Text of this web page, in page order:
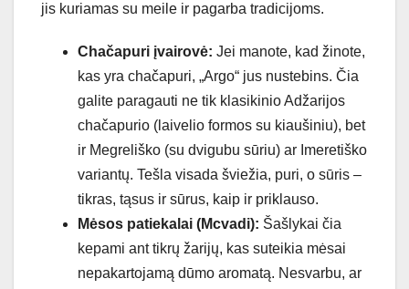
jis kuriamas su meile ir pagarba tradicijoms.
Chačapuri įvairovė: Jei manote, kad žinote,
kas yra chačapuri, „Argo“ jus nustebins. Čia
galite paragauti ne tik klasikinio Adžarijos
chačapurio (laivelio formos su kiaušiniu), bet
ir Megreliško (su dvigubu sūriu) ar Imeretiško
variantų. Tešla visada šviežia, puri, o sūris –
tikras, tąsus ir sūrus, kaip ir priklauso.
Mėsos patiekalai (Mcvadi): Šašlykai čia
kepami ant tikrų žarijų, kas suteikia mėsai
nepakartojamą dūmo aromatą. Nesvarbu, ar